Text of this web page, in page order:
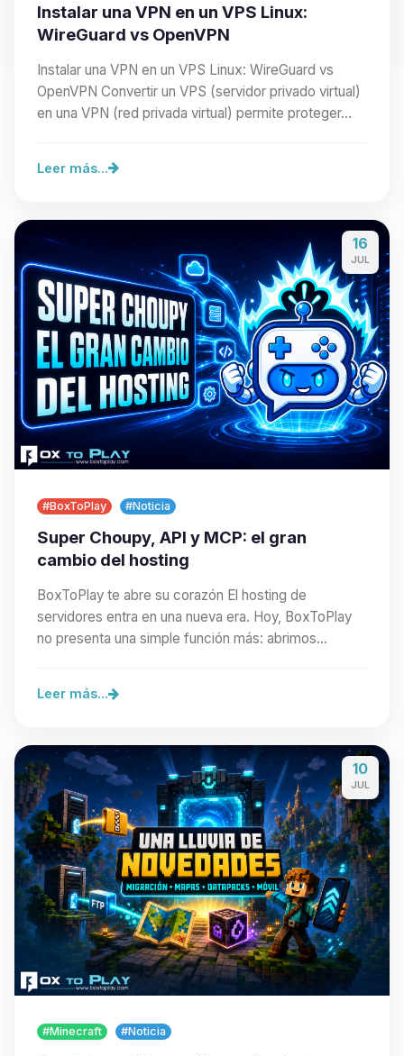
Instalar una VPN en un VPS Linux:
WireGuard vs OpenVPN
Instalar una VPN en un VPS Linux: WireGuard vs
OpenVPN Convertir un VPS (servidor privado virtual)
en una VPN (red privada virtual) permite proteger…
Leer más...
16
JUL
#BoxToPlay #Noticia
Super Choupy, API y MCP: el gran
cambio del hosting
BoxToPlay te abre su corazón El hosting de
servidores entra en una nueva era. Hoy, BoxToPlay
no presenta una simple función más: abrimos
Leer más...
10
JUL
#Minecraft #Noticia